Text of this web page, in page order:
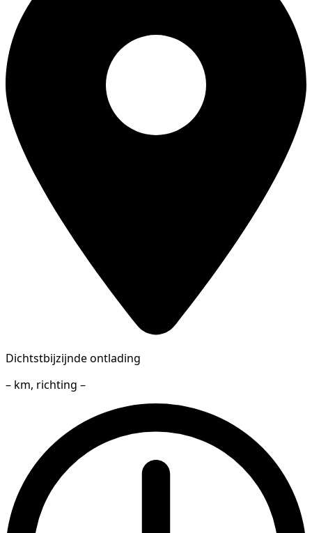
Dichtstbijzijnde ontlading
– km, richting –